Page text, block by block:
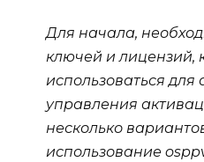
Для начала,
ключей и лицензий,
использоваться для
управления
несколько
использование